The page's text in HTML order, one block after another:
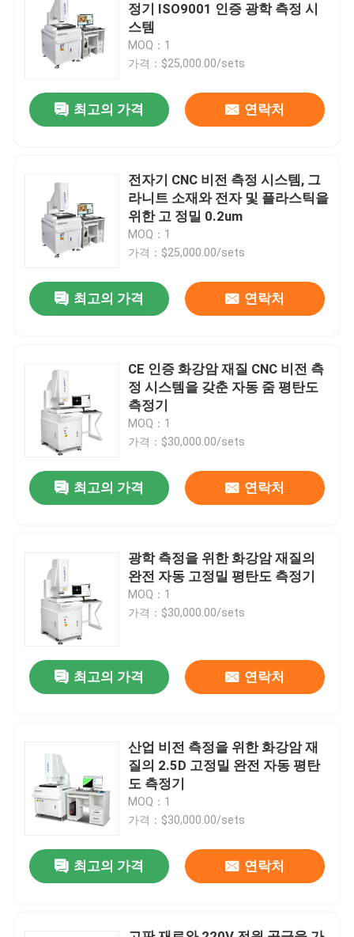
집
비디오
우리 에 관한 것
공장 투어
저희와 연락
사건
CNC 비전 길이 측정기
정기 ISO9001 인증 광학 측정 시
스템
MOQ：1
가격：$25,000.00/sets
최고의 가격 연락처
전자기 CNC 비전 측정 시스템, 그
라니트 소재와 전자 및 플라스틱을
위한 고 정밀 0.2um
MOQ：1
가격：$25,000.00/sets
최고의 가격 연락처
CE 인증 화강암 재질 CNC 비전 측
정 시스템을 갖춘 자동 줌 평탄도
측정기
MOQ：1
가격：$30,000.00/sets
최고의 가격 연락처
광학 측정을 위한 화강암 재질의
완전 자동 고정밀 평탄도 측정기
MOQ：1
가격：$30,000.00/sets
최고의 가격 연락처
산업 비전 측정을 위한 화강암 재
질의 2.5D 고정밀 완전 자동 평탄
도 측정기
MOQ：1
가격：$30,000.00/sets
최고의 가격 연락처